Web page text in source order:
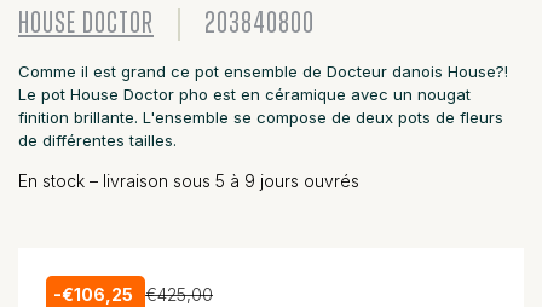
HOUSE DOCTOR 203840800
Comme il est grand ce pot ensemble de Docteur danois House?!
Le pot House Doctor pho est en céramique avec un nougat
finition brillante. L'ensemble se compose de deux pots de fleurs
de différentes tailles.
En stock – livraison sous 5 à 9 jours ouvrés
-€106,25 €425,00